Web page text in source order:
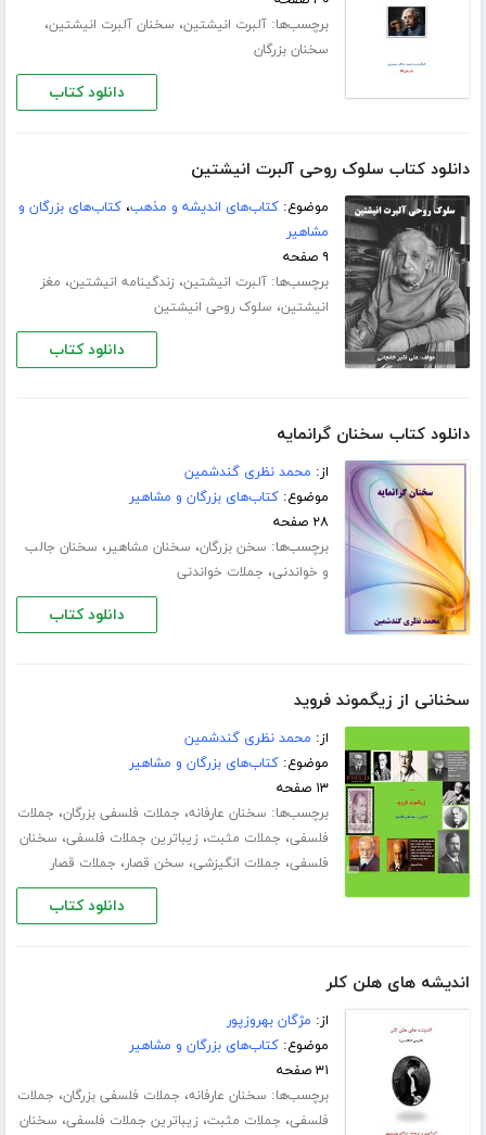
برچسب‌ها:آلبرت انیشتین، سخنان آلبرت انیشتین،
سخنان بزرگان
دانلود کتاب
دانلود کتاب سلوک روحی آلبرت انیشتین
موضوع:کتاب‌های اندیشه و مذهب،کتاب‌های بزرگان و
مشاهیر
۹ صفحه
برچسب‌ها:آلبرت انیشتین، زندگینامه انیشتین، مغز
انیشتین، سلوک روحی انیشتین
دانلود کتاب
دانلود کتاب سخنان گرانمایه
از: محمد نظری گندشمین
موضوع:کتاب‌های بزرگان و مشاهیر
۲۸ صفحه
برچسب‌ها: سخن بزرگان، سخنان مشاهیر، سخنان جالب
و خواندنی، جملات خواندنی
دانلود کتاب
سخنانی از زیگموند فروید
از: محمد نظری گندشمین
موضوع:کتاب‌های بزرگان و مشاهیر
۱۳ صفحه
برچسب‌ها: سخنان عارفانه، جملات فلسفی بزرگان، جملات
فلسفی، جملات مثبت، زیباترین جملات فلسفی، سخنان
فلسفی، جملات انگیزشی، سخن قصار، جملات قصار
دانلود کتاب
اندیشه های هلن کلر
از: مژگان بهروزپور
موضوع:کتاب‌های بزرگان و مشاهیر
۳۱ صفحه
برچسب‌ها: سخنان عارفانه، جملات فلسفی بزرگان، جملات
فلسفی، جملات مثبت، زیباترین جملات فلسفی، سخنان